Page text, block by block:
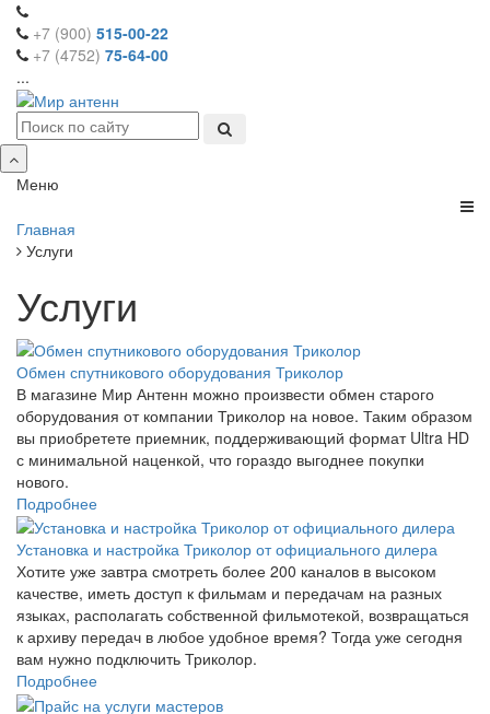
+7 (900) 515-00-22
+7 (4752) 75-64-00
...
Меню
Главная
Услуги
Услуги
Обмен спутникового оборудования Триколор
В магазине Мир Антенн можно произвести обмен старого
оборудования от компании Триколор на новое. Таким образом
вы приобретете приемник, поддерживающий формат Ultra HD
с минимальной наценкой, что гораздо выгоднее покупки
нового.
Подробнее
Установка и настройка Триколор от официального дилера
Хотите уже завтра смотреть более 200 каналов в высоком
качестве, иметь доступ к фильмам и передачам на разных
языках, располагать собственной фильмотекой, возвращаться
к архиву передач в любое удобное время? Тогда уже сегодня
вам нужно подключить Триколор.
Подробнее